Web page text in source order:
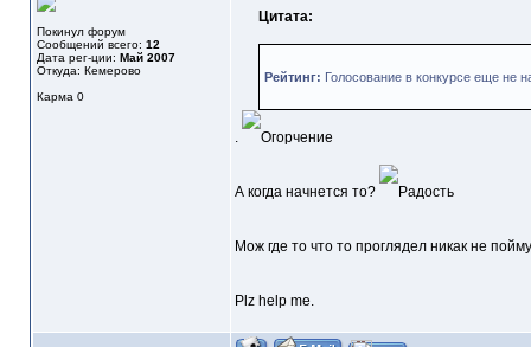
Покинул форум
Сообщений всего: 12
Дата рег-ции: Май 2007
Откуда: Кемерово
Карма 0
Цитата:
Рейтинг: Голосование в конкурсе еще не
.
А когда начнется то?
Мож где то что то проглядел никак не
Plz help me.